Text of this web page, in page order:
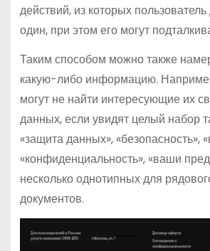
действий, из которых
один, при этом его могут
Таким способом можно также
какую-либо информацию.
могут не найти интересующие их
данных, если увидят целый набор
«защита данных», «безопасность»,
«конфиденциальность», «ваши
несколько однотипных для
документов.